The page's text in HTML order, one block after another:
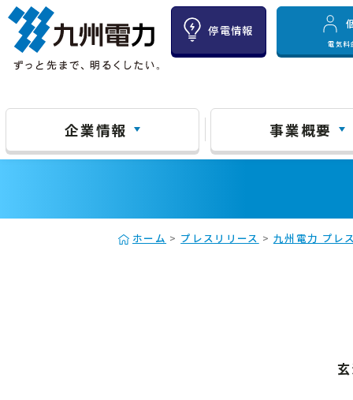
停電情報
電気料
企業情報 事業概要
ホーム > プレスリリース > 九州電力 プレ